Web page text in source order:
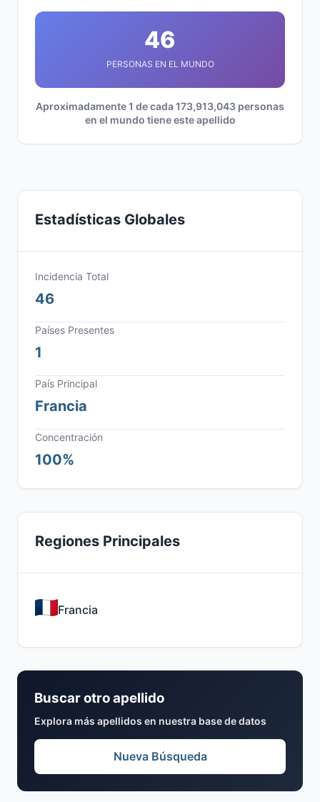
46
PERSONAS EN EL MUNDO
Aproximadamente 1 de cada 173,913,043 personas
en el mundo tiene este apellido
Estadísticas Globales
Incidencia Total
46
Países Presentes
1
País Principal
Francia
Concentración
100%
Regiones Principales
Francia
Buscar otro apellido
Explora más apellidos en nuestra base de datos
Nueva Búsqueda